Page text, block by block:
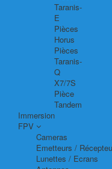
Taranis-
E
Pièces
Horus
Pièces
Taranis-
Q
X7/7S
Pièce
Tandem
Immersion
FPV
Cameras
Emetteurs /
Lunettes / Ecrans